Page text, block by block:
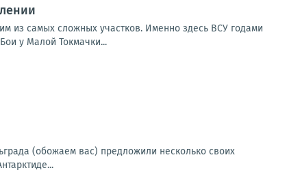
из самых сложных участков. Именно здесь ВСУ годами
у Малой Токмачки...
(обожаем вас) предложили несколько своих